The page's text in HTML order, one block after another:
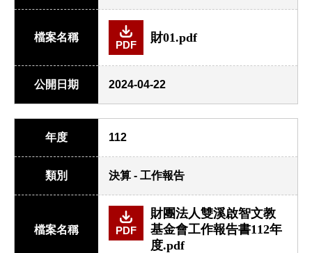
檔案名稱
PDF
財01.pdf
公開日期 2024-04-22
年度 112
類別 決算 - 工作報告
檔案名稱 PDF
財團法人雙溪啟智文教
基金會工作報告書112年
度.pdf